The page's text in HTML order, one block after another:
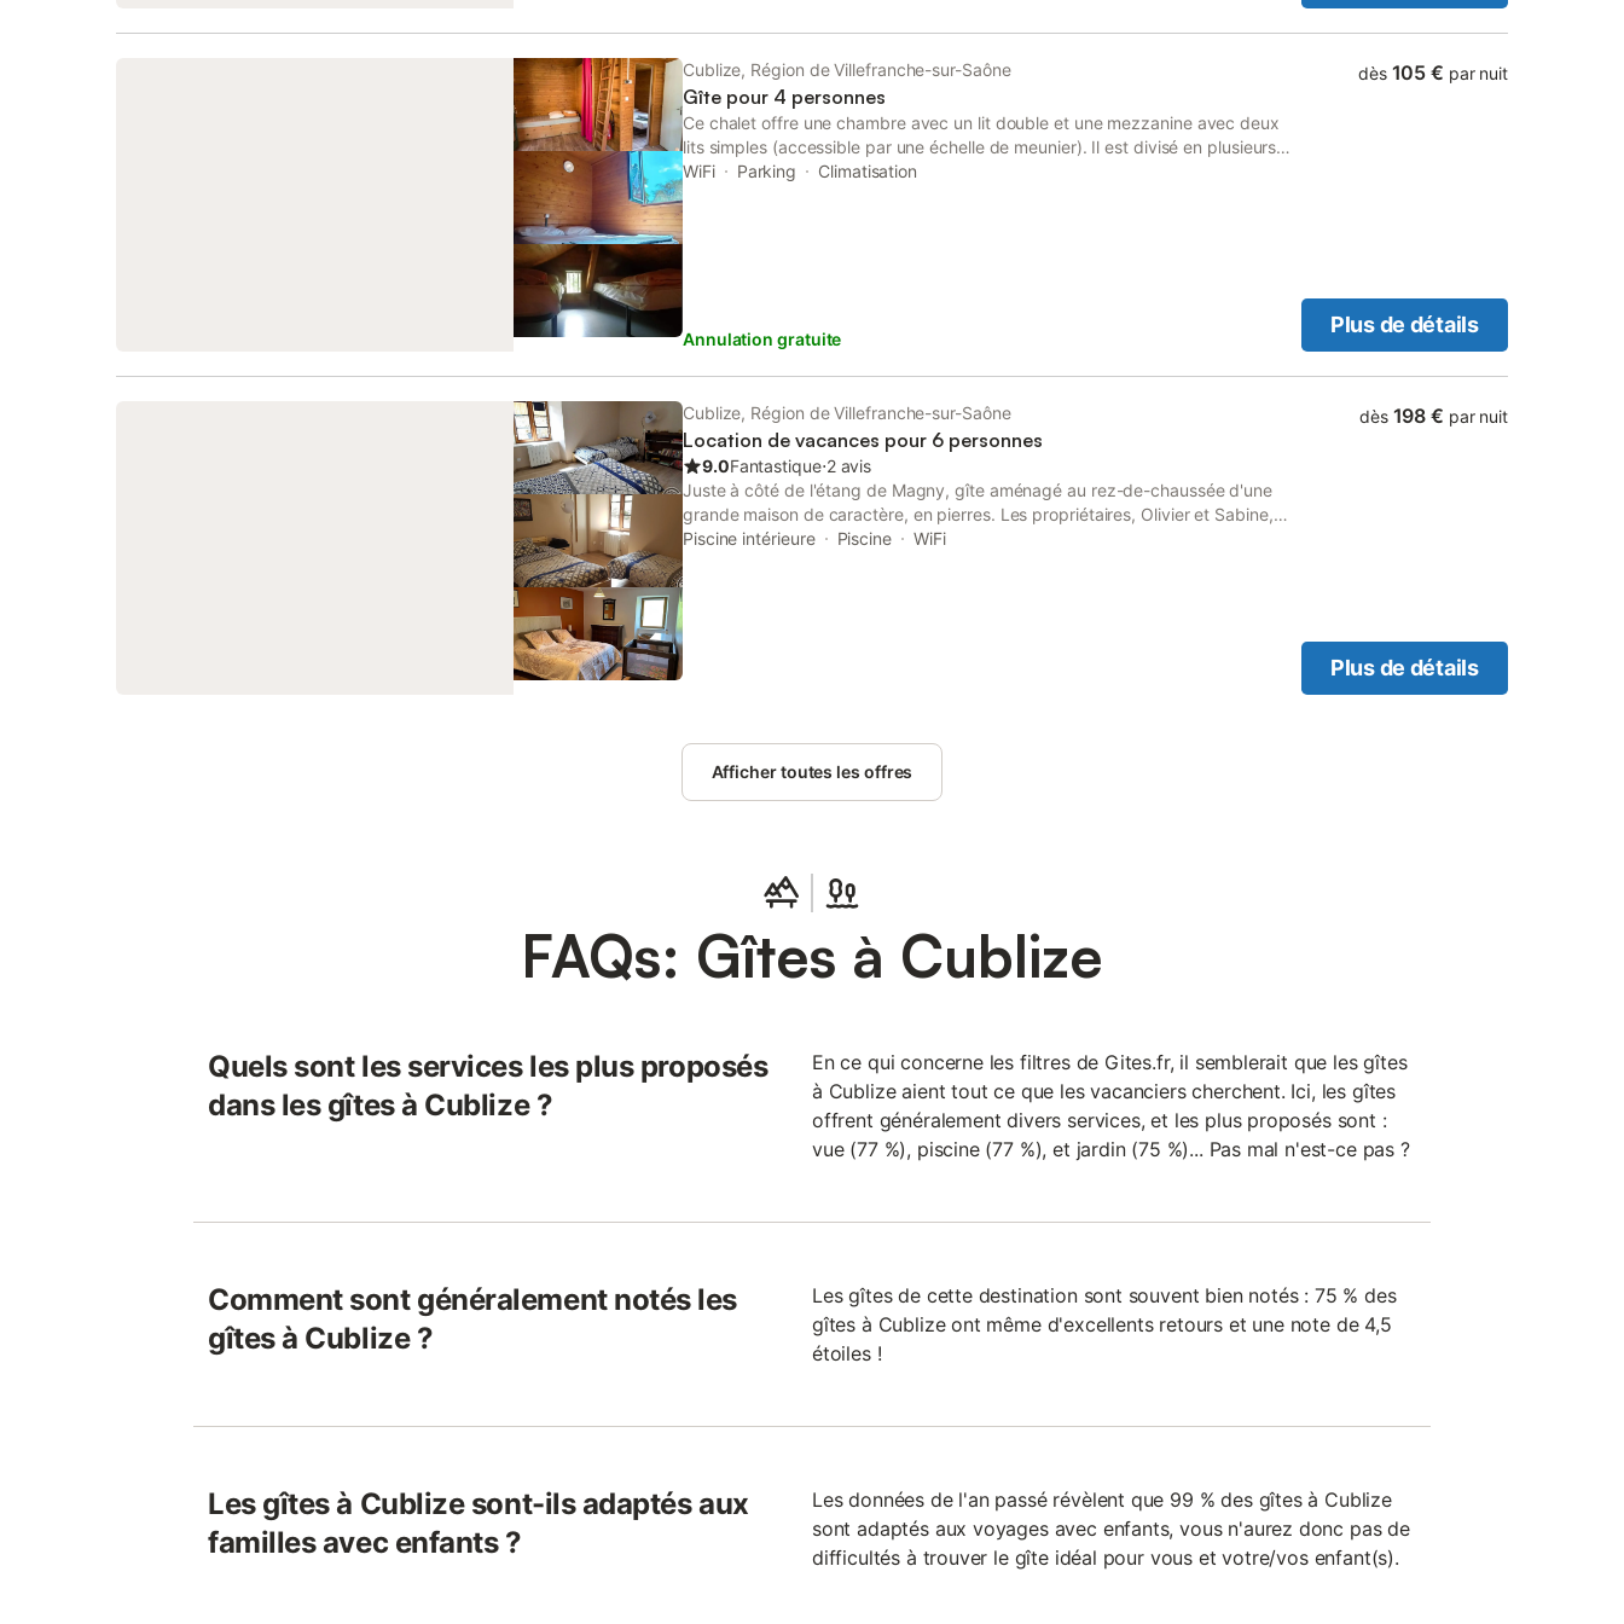
vous trouverez un jardin, une terrasse avec barbecue et une piscine privée
saisonnière avec chaises longues et bâche de protection. La propriété offre
une vue sur le jardin et la piscine, et un parking privé est disponible sur place.
La villa est entièrement non-fumeurs, et les hôtes ont accès à des jeux de
société et des divertissements pour enfants. L'emplacement permet un accès
Cublize, Région de Villefranche-sur-Saône
Gîte pour 4 personnes
Ce chalet offre une chambre avec un lit double et une mezzanine avec deux
lits simples (accessible par une échelle de meunier). Il est divisé en plusieurs
espaces dont une salle d'eau avec WC et lavabo et un salon. Ce dernier est
WiFi Parking Climatisation
Annulation gratuite
dès 105 € par nuit
Plus de détails
Cublize, Région de Villefranche-sur-Saône
Location de vacances pour 6 personnes
9.0Fantastique⋅2 avis
Juste à côté de l'étang de Magny, gîte aménagé au rez-de-chaussée d'une
grande maison de caractère, en pierres. Les propriétaires, Olivier et Sabine,
qui habitent à l'étage, vous réserveront le meilleur accueil. Un lieu idéal pour se
équipée d'un lit en 160 cm). Salle de bains (baignoire + douche), buanderie
(lave-linge/sèche-linge), 2 Wc. Draps, linge de toilette et de maison fournis. Lit
bébé sur demande. À l'extérieur : 2 vastes terrasses couvertes en bois avec
(accessible du 15 Mai au 15 Septembre), chaises longues. Gare d'Amplepuis à
11 km. Superbe gîte avec piscine privative chauffée, au coeur du Beaujolais
Piscine intérieure Piscine WiFi
dès 198 € par nuit
Plus de détails
Afficher toutes les offres
FAQs: Gîtes à Cublize
Quels sont les services les plus proposés
dans les gîtes à Cublize ?
En ce qui concerne les filtres de Gites.fr, il semblerait que les gîtes
à Cublize aient tout ce que les vacanciers cherchent. Ici, les gîtes
offrent généralement divers services, et les plus proposés sont :
vue (77 %), piscine (77 %), et jardin (75 %)... Pas mal n'est-ce pas ?
Comment sont généralement notés les
gîtes à Cublize ?
Les gîtes de cette destination sont souvent bien notés : 75 % des
gîtes à Cublize ont même d'excellents retours et une note de 4,5
étoiles !
Les gîtes à Cublize sont-ils adaptés aux
familles avec enfants ?
Les données de l'an passé révèlent que 99 % des gîtes à Cublize
sont adaptés aux voyages avec enfants, vous n'aurez donc pas de
difficultés à trouver le gîte idéal pour vous et votre/vos enfant(s).